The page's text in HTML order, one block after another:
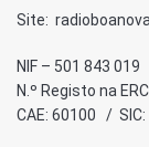
Site:
NIF – 501 843 019
N.º Registo na
CAE: 60100 / SIC: